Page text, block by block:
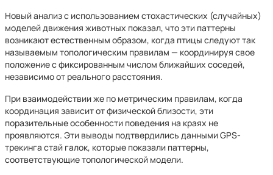
Новый анализ с использованием стохастических (случайных)
моделей движения животных показал, что эти паттерны
возникают естественным образом, когда птицы следуют так
называемым топологическим правилам — координируя свое
положение с фиксированным числом ближайших соседей,
независимо от реального расстояния.
При взаимодействии же по метрическим правилам, когда
координация зависит от физической близости, эти
поразительные особенности поведения на краях не
проявляются. Эти выводы подтвердились данными GPS-
трекинга стай галок, которые показали паттерны,
соответствующие топологической модели.